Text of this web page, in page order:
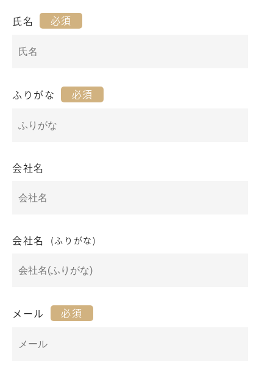
氏名 必須
ふりがな 必須
会社名
会社名 (ふりがな)
メール 必須